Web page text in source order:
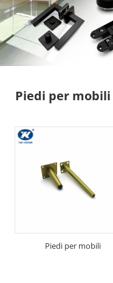
Piedi per mobili
Piedi per mobili